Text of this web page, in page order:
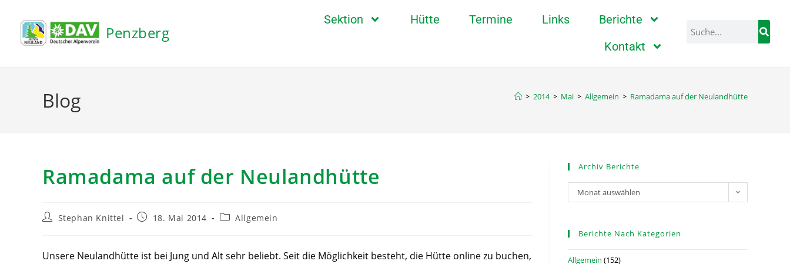
Penzberg
Sektion Hütte Termine Links
Berichte
Kontakt
Blog > 2014 > Mai > Allgemein > Ramadama auf der Neulandhütte
Ramadama auf der Neulandhütte
Stephan Knittel 18. Mai 2014 Allgemein
Unsere Neulandhütte ist bei Jung und Alt sehr beliebt. Seit die Möglichkeit besteht, die Hütte online zu buchen,
Archiv Berichte
Monat auswählen
Berichte Nach Kategorien
Allgemein (152)